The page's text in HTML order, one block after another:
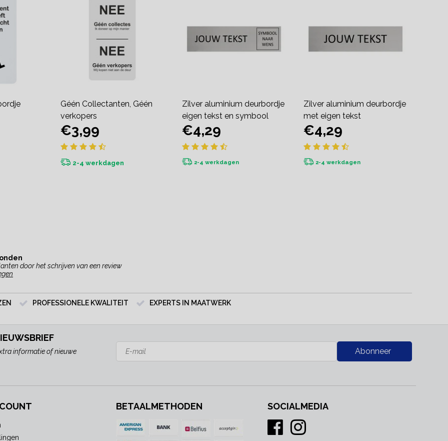
Géén Collectanten, Géén
verkopers
€3,99
2-4 werkdagen
Zilver aluminium deurbordje
eigen tekst en symbool
€4,29
2-4 werkdagen
Zilver aluminium deurbordje
met eigen tekst
€4,29
2-4 werkdagen
door het schrijven van een review
PROFESSIONELE KWALITEIT EXPERTS IN MAATWERK
informatie of nieuwe
Abonneer
BETAALMETHODEN SOCIALMEDIA